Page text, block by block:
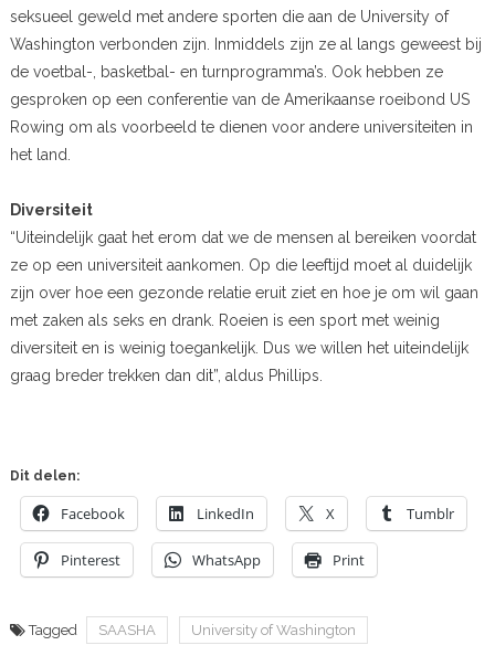
seksueel geweld met andere sporten die aan de University of
Washington verbonden zijn. Inmiddels zijn ze al langs geweest bij
de voetbal-, basketbal- en turnprogramma’s. Ook hebben ze
gesproken op een conferentie van de Amerikaanse roeibond US
Rowing om als voorbeeld te dienen voor andere universiteiten in
het land.
Diversiteit
“Uiteindelijk gaat het erom dat we de mensen al bereiken voordat
ze op een universiteit aankomen. Op die leeftijd moet al duidelijk
zijn over hoe een gezonde relatie eruit ziet en hoe je om wil gaan
met zaken als seks en drank. Roeien is een sport met weinig
diversiteit en is weinig toegankelijk. Dus we willen het uiteindelijk
graag breder trekken dan dit”, aldus Phillips.
Dit delen:
Facebook LinkedIn X Tumblr
Pinterest WhatsApp Print
Tagged SAASHA University of Washington